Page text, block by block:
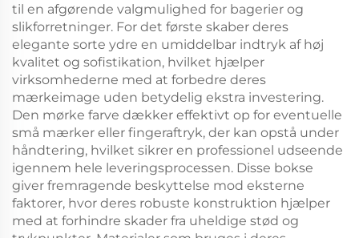
til en afgørende valgmulighed for bagerier og
slikforretninger. For det første skaber deres
elegante sorte ydre en umiddelbar indtryk af høj
kvalitet og sofistikation, hvilket hjælper
virksomhederne med at forbedre deres
mærkeimage uden betydelig ekstra investering.
Den mørke farve dækker effektivt op for eventuelle
små mærker eller fingeraftryk, der kan opstå under
håndtering, hvilket sikrer en professionel udseende
igennem hele leveringsprocessen. Disse bokse
giver fremragende beskyttelse mod eksterne
faktorer, hvor deres robuste konstruktion hjælper
med at forhindre skader fra uheldige stød og